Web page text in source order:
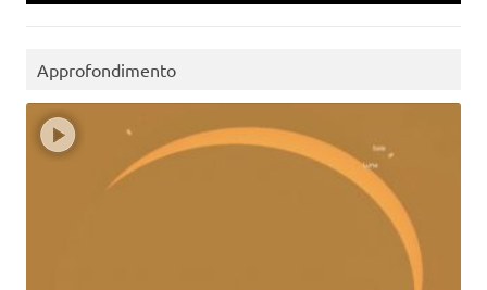
Approfondimento